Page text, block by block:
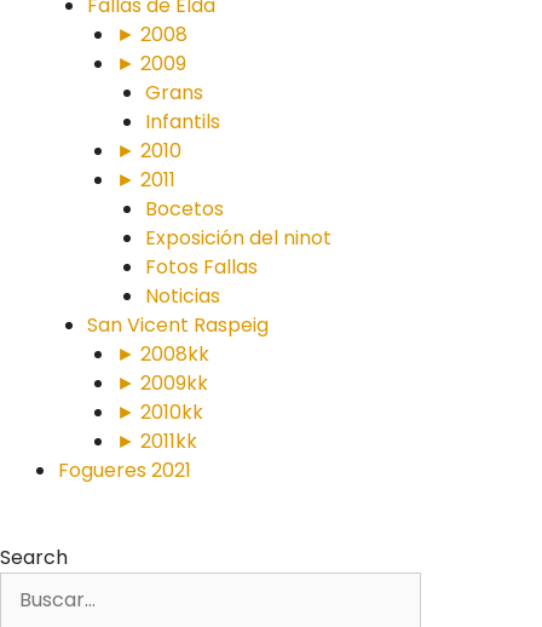
► 2008
► 2009
Grans
Infantils
► 2010
► 2011
Bocetos
Exposición del ninot
Fotos Fallas
Noticias
San Vicent Raspeig
► 2008kk
► 2009kk
► 2010kk
► 2011kk
Fogueres 2021
Search